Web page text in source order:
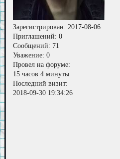
Зарегистрирован: 2017-08-06
Приглашений: 0
Сообщений: 71
Уважение: 0
Провел на форуме:
15 часов 4 минуты
Последний визит:
2018-09-30 19:34:26